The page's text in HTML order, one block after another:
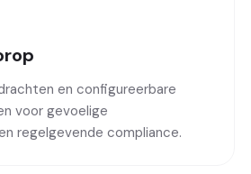
en configureerbare
voor gevoelige
regelgevende compliance.